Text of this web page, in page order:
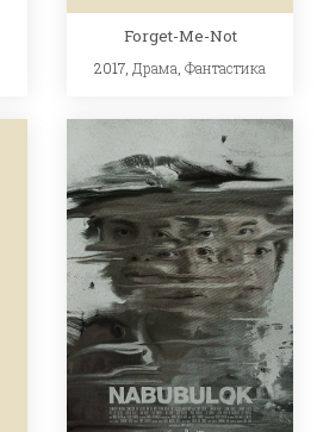
Forget-Me-Not
2017, Драма ,Фантастика